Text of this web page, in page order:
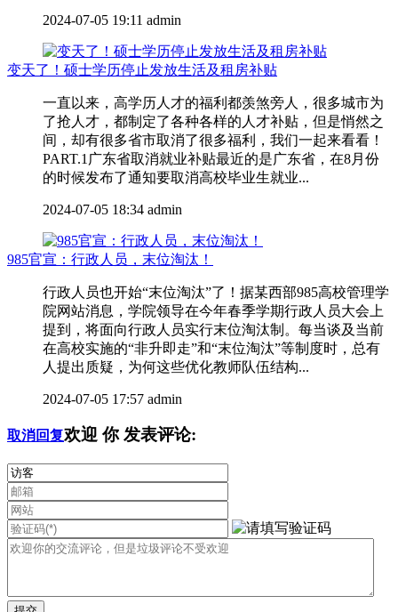
2024-07-05 19:11 admin
变天了！硕士学历停止发放生活及租房补贴
一直以来，高学历人才的福利都羡煞旁人，很多城市为
了抢人才，都制定了各种各样的人才补贴，但是悄然之
间，却有很多省市取消了很多福利，我们一起来看看！
PART.1广东省取消就业补贴最近的是广东省，在8月份
的时候发布了通知要取消高校毕业生就业...
2024-07-05 18:34 admin
985官宣：行政人员，末位淘汰！
行政人员也开始“末位淘汰”了！据某西部985高校管理学
院网站消息，学院领导在今年春季学期行政人员大会上
提到，将面向行政人员实行末位淘汰制。每当谈及当前
在高校实施的“非升即走”和“末位淘汰”等制度时，总有
人提出质疑，为何这些优化教师队伍结构...
2024-07-05 17:57 admin
取消回复欢迎 你发表评论: